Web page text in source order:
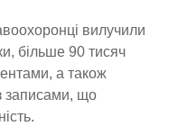
вилучили
більше 90 тисяч
а також
записами, що